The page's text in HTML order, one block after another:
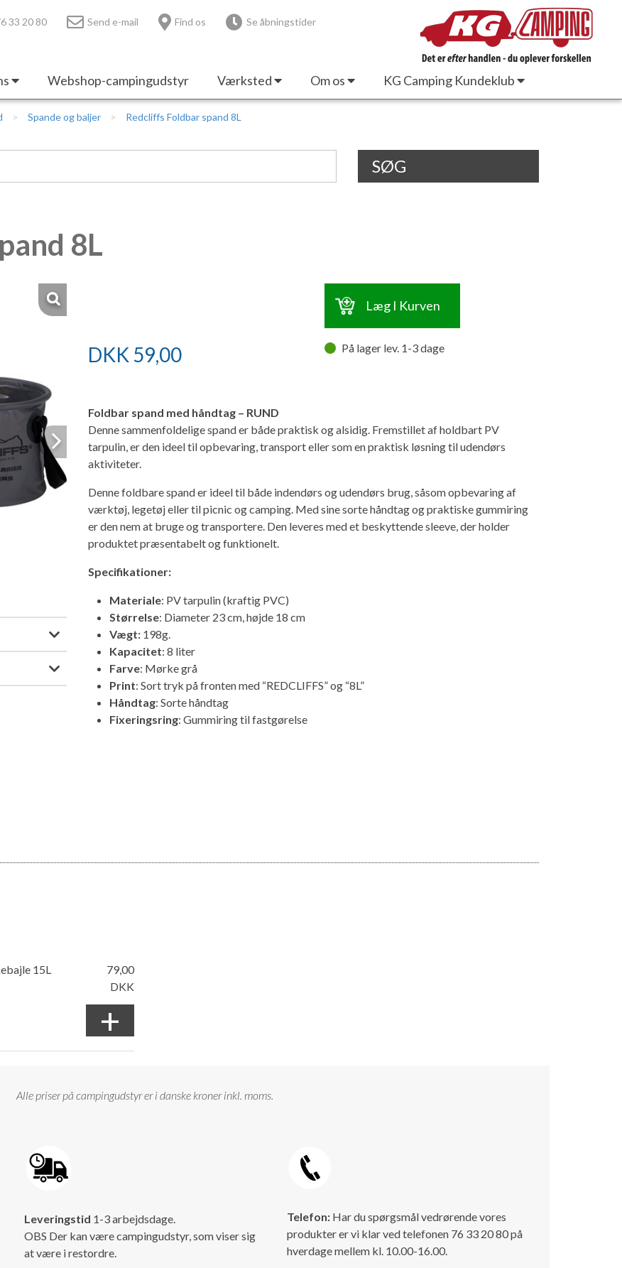
33 20 80 Send e-mail Find os Se åbningstider
Webshop-campingudstyr Værksted Om os KG Camping Kundeklub
Spande og baljer Redcliffs Foldbar spand 8L
SØG
8L
Next
Læg I Kurven
DKK 59,00 På lager lev. 1-3 dage
Foldbar spand med håndtag – RUND
Denne sammenfoldelige spand er både praktisk og alsidig. Fremstillet af holdbart PV
tarpulin, er den ideel til opbevaring, transport eller som en praktisk løsning til udendørs
aktiviteter.
Denne foldbare spand er ideel til både indendørs og udendørs brug, såsom opbevaring af
værktøj, legetøj eller til picnic og camping. Med sine sorte håndtag og praktiske gummiring
er den nem at bruge og transportere. Den leveres med et beskyttende sleeve, der holder
produktet præsentabelt og funktionelt.
Specifikationer:
Materiale: PV tarpulin (kraftig PVC)
Størrelse: Diameter 23 cm, højde 18 cm
Vægt: 198g.
Kapacitet: 8 liter
Farve: Mørke grå
Print: Sort tryk på fronten med “REDCLIFFS” og “8L”
Håndtag: Sorte håndtag
Fixeringsring: Gummiring til fastgørelse
15L
79,00
DKK
+
Alle priser på campingudstyr er i danske kroner inkl. moms.
Leveringstid 1-3 arbejdsdage.
OBS Der kan være campingudstyr, som viser sig
at være i restordre.
Telefon: Har du spørgsmål vedrørende vores
produkter er vi klar ved telefonen 76 33 20 80 på
hverdage mellem kl. 10.00-16.00.